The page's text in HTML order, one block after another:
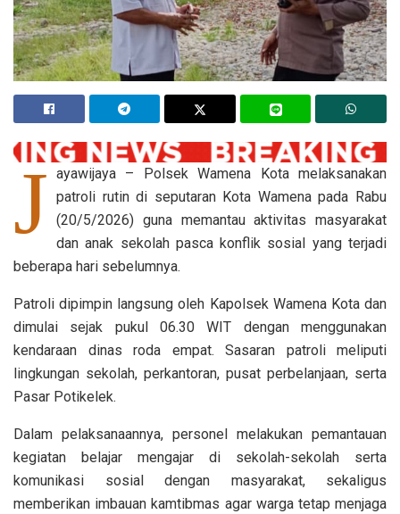
J ayawijaya – Polsek Wamena Kota melaksanakan
patroli rutin di seputaran Kota Wamena pada Rabu
(20/5/2026) guna memantau aktivitas masyarakat
dan anak sekolah pasca konflik sosial yang terjadi
beberapa hari sebelumnya.
Patroli dipimpin langsung oleh Kapolsek Wamena Kota dan
dimulai sejak pukul 06.30 WIT dengan menggunakan
kendaraan dinas roda empat. Sasaran patroli meliputi
lingkungan sekolah, perkantoran, pusat perbelanjaan, serta
Pasar Potikelek.
Dalam pelaksanaannya, personel melakukan pemantauan
kegiatan belajar mengajar di sekolah-sekolah serta
komunikasi sosial dengan masyarakat, sekaligus
memberikan imbauan kamtibmas agar warga tetap menjaga